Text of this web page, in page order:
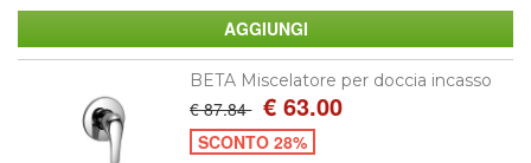
BETA Miscelatore per doccia incasso
€ 87.84 € 63.00
SCONTO 28%